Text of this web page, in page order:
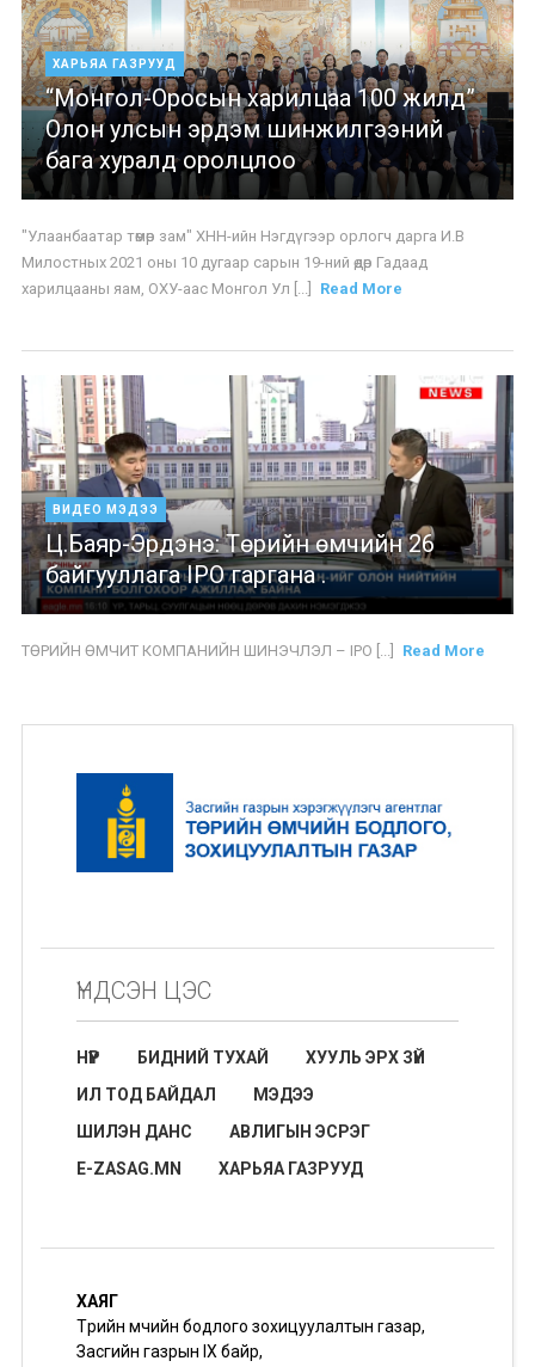
ХАРЬЯА ГАЗРУУД
“Монгол-Оросын харилцаа 100 жилд”
Олон улсын эрдэм шинжилгээний
бага хуралд оролцлоо
"Улаанбаатар төмөр зам" ХНН-ийн Нэгдүгээр орлогч дарга И.В
Милостных 2021 оны 10 дугаар сарын 19-ний өдөр Гадаад
харилцааны яам, ОХУ-аас Монгол Ул [...]
Read More
ВИДЕО МЭДЭЭ
Ц.Баяр-Эрдэнэ: Төрийн өмчийн 26
байгууллага IPO гаргана .
ТӨРИЙН ӨМЧИТ КОМПАНИЙН ШИНЭЧЛЭЛ – IPO [...] Read More
ҮНДСЭН ЦЭС
НҮҮР БИДНИЙ ТУХАЙ
ХУУЛЬ ЭРХ ЗҮЙ
ИЛ ТОД БАЙДАЛ
МЭДЭЭ
ШИЛЭН ДАНС
АВЛИГЫН ЭСРЭГ
E-ZASAG.MN
ХАРЬЯА ГАЗРУУД
ХАЯГ
Төрийн өмчийн бодлого зохицуулалтын газар,
Засгийн газрын IX байр,